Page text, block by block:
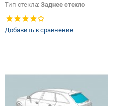
Тип стекла: Заднее стекло
Добавить в сравнение